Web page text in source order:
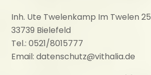
Inh. Ute Twelenkamp Im Twelen 25
33739 Bielefeld
Tel.: 0521/8015777
Email: datenschutz@vithalia.de